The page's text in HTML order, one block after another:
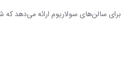
سالن‌های سولاریوم ارائه می‌دهد که